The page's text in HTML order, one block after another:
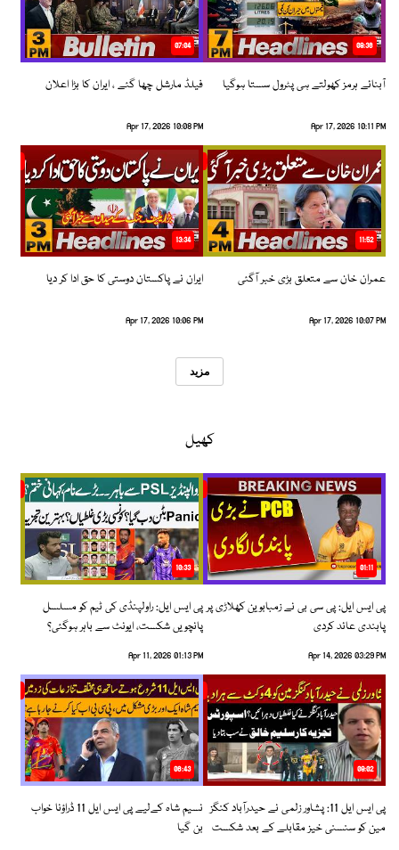
08:36
آبنائے ہرمز کھولتے ہی پٹرول سستا ہوگیا
Apr 17, 2026 10:11 PM
07:04
فیلڈ مارشل چھا گئے ، ایران کا بڑا اعلان
Apr 17, 2026 10:08 PM
11:52
عمران خان سے متعلق بڑی خبر آگئی
Apr 17, 2026 10:07 PM
13:34
ایران نے پاکستان دوستی کا حق ادا کر دیا
Apr 17, 2026 10:06 PM
مزید
کھیل
01:11
پی ایس ایل: پی سی بی نے زمبابوین کھلاڑی پر
پابندی عائد کردی
Apr 14, 2026 03:29 PM
10:33
پی ایس ایل: راولپنڈی کی ٹیم کو مسلسل
پانچویں شکست، ایونٹ سے باہر ہوگئی؟
Apr 11, 2026 01:13 PM
09:02
پی ایس ایل 11: پشاور زلمی نے حیدرآباد کنگز
مین کو سنسنی خیز مقابلے کے بعد شکست
06:43
نسیم شاہ کےلیے پی ایس ایل 11 ڈراؤنا خواب
بن گیا